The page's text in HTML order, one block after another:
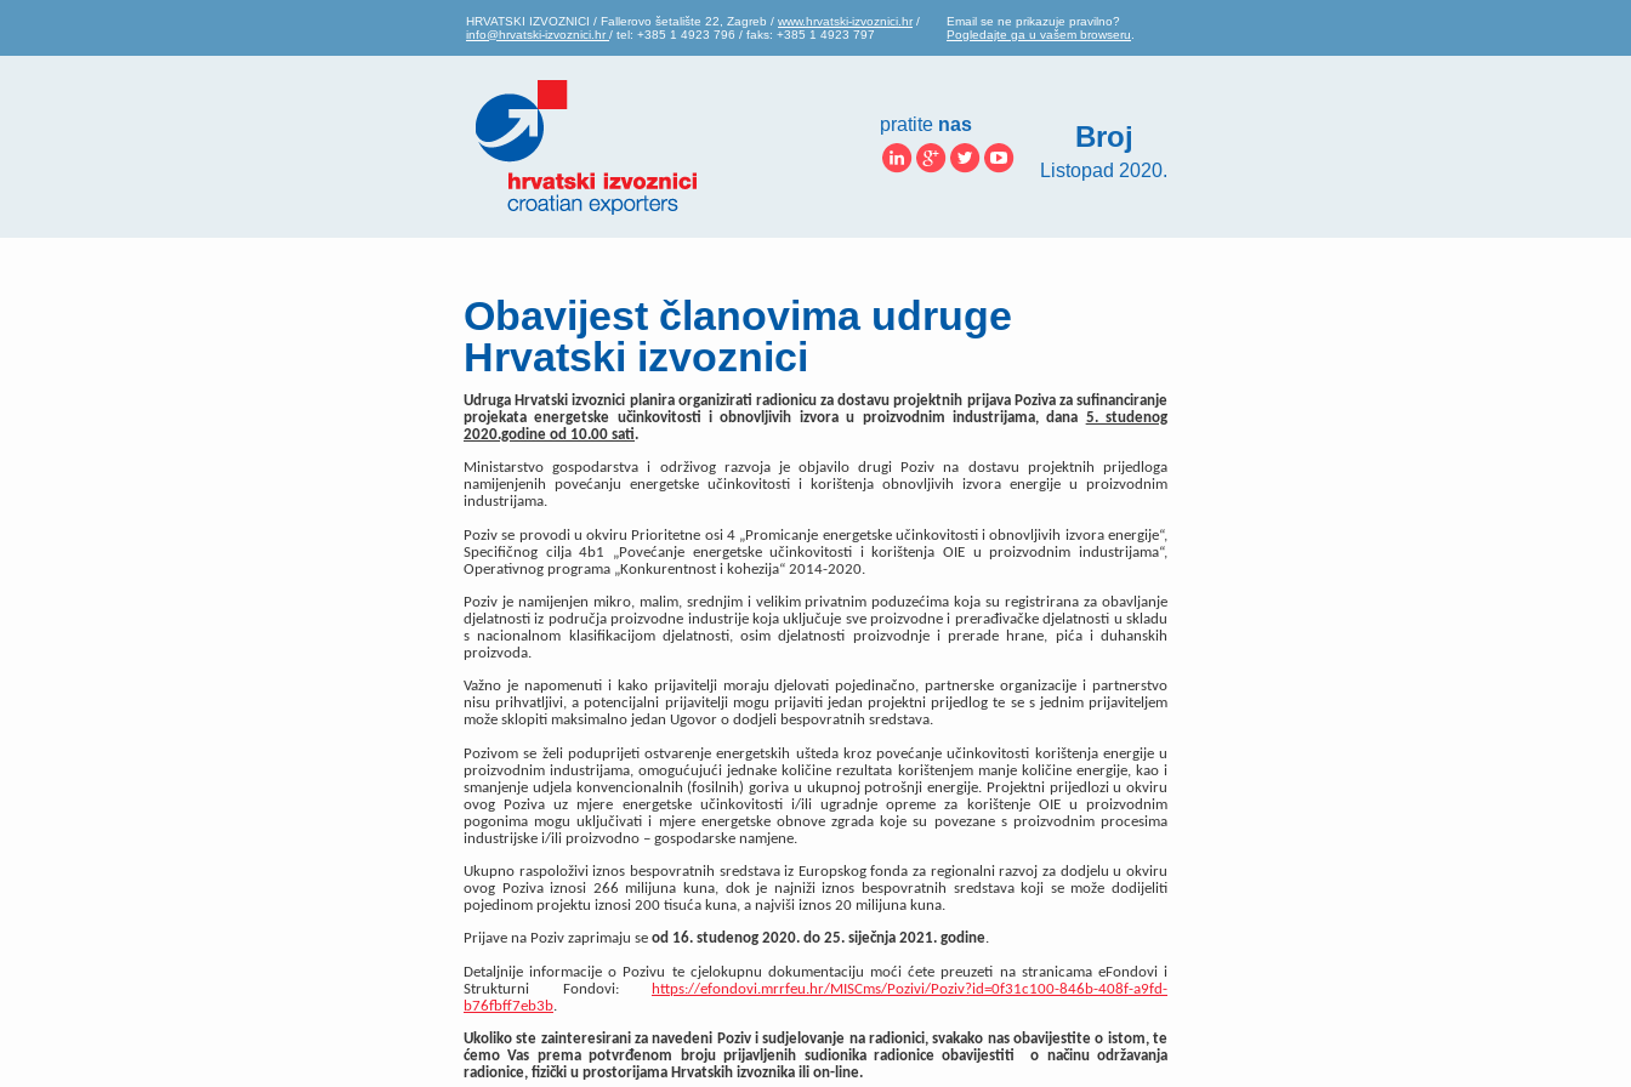
HRVATSKI IZVOZNICI / Fallerovo šetalište 22, Zagreb / www.hrvatski-izvoznici.hr /
info@hrvatski-izvoznici.hr / tel: +385 1 4923 796 / faks: +385 1 4923 797
Email se ne prikazuje pravilno?
Pogledajte ga u vašem browseru
pratite nas Broj
Listopad 2020.
Obavijest članovima udruge
Hrvatski izvoznici
Udruga Hrvatski izvoznici planira organizirati radionicu za dostavu projektnih prijava Poziva za sufinanciranje
projekata energetske učinkovitosti i obnovljivih izvora u proizvodnim industrijama, dana 5. studenog
2020.godine od 10.00 sati.
Ministarstvo gospodarstva i održivog razvoja je objavilo drugi Poziv na dostavu projektnih prijedloga
namijenjenih povećanju energetske učinkovitosti i korištenja obnovljivih izvora energije u proizvodnim
industrijama.
Poziv se provodi u okviru Prioritetne osi 4 „Promicanje energetske učinkovitosti i obnovljivih izvora energije“,
Specifičnog cilja 4b1 „Povećanje energetske učinkovitosti i korištenja OIE u proizvodnim industrijama“,
Operativnog programa „Konkurentnost i kohezija“ 2014-2020.
Poziv je namijenjen mikro, malim, srednjim i velikim privatnim poduzećima koja su registrirana za obavljanje
djelatnosti iz područja proizvodne industrije koja uključuje sve proizvodne i prerađivačke djelatnosti u skladu
s nacionalnom klasifikacijom djelatnosti, osim djelatnosti proizvodnje i prerade hrane, pića i duhanskih
proizvoda.
Važno je napomenuti i kako prijavitelji moraju djelovati pojedinačno, partnerske organizacije i partnerstvo
nisu prihvatljivi, a potencijalni prijavitelji mogu prijaviti jedan projektni prijedlog te se s jednim prijaviteljem
može sklopiti maksimalno jedan Ugovor o dodjeli bespovratnih sredstava.
Pozivom se želi poduprijeti ostvarenje energetskih ušteda kroz povećanje učinkovitosti korištenja energije u
proizvodnim industrijama, omogućujući jednake količine rezultata korištenjem manje količine energije, kao i
smanjenje udjela konvencionalnih (fosilnih) goriva u ukupnoj potrošnji energije. Projektni prijedlozi u okviru
ovog Poziva uz mjere energetske učinkovitosti i/ili ugradnje opreme za korištenje OIE u proizvodnim
pogonima mogu uključivati i mjere energetske obnove zgrada koje su povezane s proizvodnim procesima
industrijske i/ili proizvodno – gospodarske namjene.
Ukupno raspoloživi iznos bespovratnih sredstava iz Europskog fonda za regionalni razvoj za dodjelu u okviru
ovog Poziva iznosi 266 milijuna kuna, dok je najniži iznos bespovratnih sredstava koji se može dodijeliti
pojedinom projektu iznosi 200 tisuća kuna, a najviši iznos 20 milijuna kuna.
Prijave na Poziv zaprimaju se od 16. studenog 2020. do 25. siječnja 2021. godine.
Detaljnije informacije o Pozivu te cjelokupnu dokumentaciju moći ćete preuzeti na stranicama eFondovi i
Strukturni Fondovi:
https://efondovi.mrrfeu.hr/MISCms/Pozivi/Poziv?id=0f31c100-846b-408f-a9fd-
b76fbff7eb3b.
Ukoliko ste zainteresirani za navedeni Poziv i sudjelovanje na radionici, svakako nas obavijestite o istom, te
ćemo Vas prema potvrđenom broju prijavljenih sudionika radionice obavijestiti o načinu održavanja
radionice, fizički u prostorijama Hrvatskih izvoznika ili on-line.